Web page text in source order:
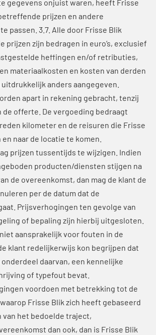
gegevens onjuist waren, heeft Frisse
prijzen en andere
passen. 3.7. Alle door Frisse Blik
prijzen zijn bedragen in euro’s, exclusief
heffingen en/of retributies,
materiaalkosten en kosten van derden
anders aangegeven.
apart in rekening gebracht, tenzij
de offerte. De vergoeding bedraagt
kilometer en de reisuren die Frisse
en naar de locatie te komen.
prijzen tussentijds te wijzigen. Indien
producten/diensten stijgen na
de overeenkomst, dan mag de klant de
per de datum dat de
Prijsverhogingen ten gevolge van
of bepaling zijn hierbij uitgesloten.
niet aansprakelijk voor fouten in de
klant redelijkerwijs kon begrijpen dat
daarvan, een kennelijke
of typefout bevat.
voordoen met betrekking tot de
Frisse Blik zich heeft gebaseerd
van het bedoelde traject,
dan ook, dan is Frisse Blik